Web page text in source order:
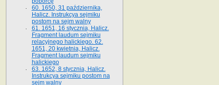
60. 1650, 31 października,
Halicz. Instrukcya sejmiku
postom na sejm walny
61. 1651, 16 stycznia, Halicz.
Fragment laudum sejmiku
relacyjnego halickiego. 62.
1651, 20 kwietnia, Halicz.
Fragment laudum sejmiku
halickiego
63. 1652, 8 stycznia, Halicz.
Instrukcya sejmiku postom na
sejm walny